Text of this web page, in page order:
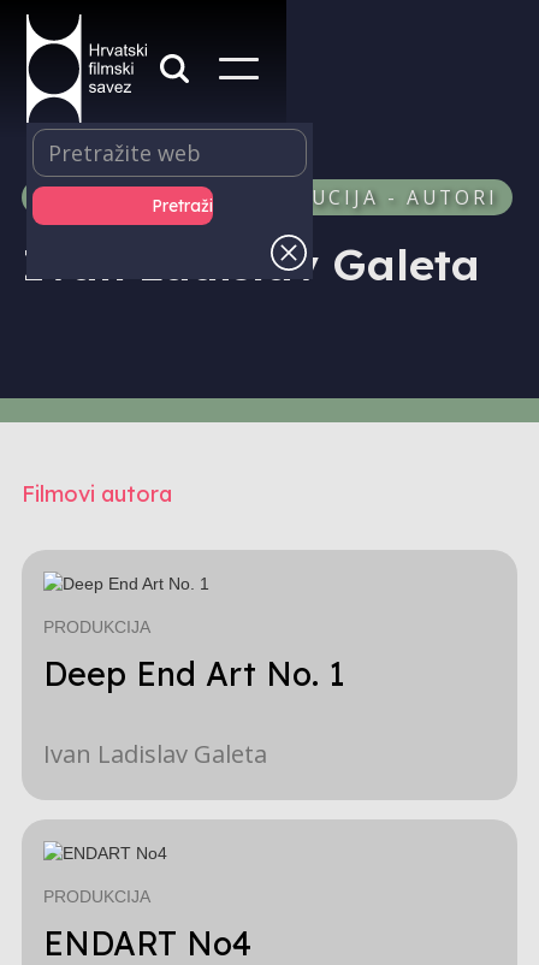
PRODUKCIJA I DISTRIBUCIJA - AUTORI
Ivan Ladislav Galeta
Filmovi autora
PRODUKCIJA
Deep End Art No. 1
Ivan Ladislav Galeta
PRODUKCIJA
ENDART No4